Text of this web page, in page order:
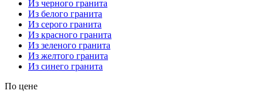
Из черного гранита
Из белого гранита
Из серого гранита
Из красного гранита
Из зеленого гранита
Из желтого гранита
Из синего гранита
По цене